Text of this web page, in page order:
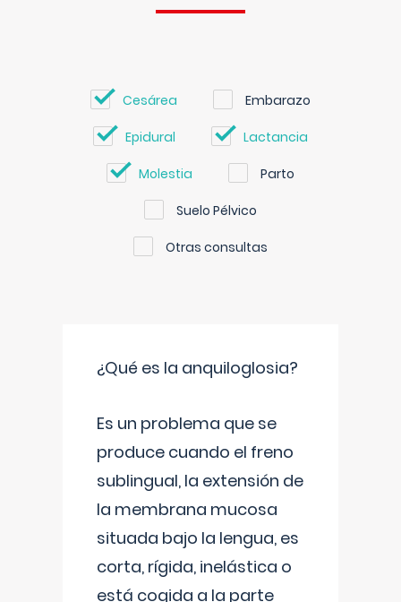
Cesárea Embarazo
Epidural Lactancia
Molestia Parto
Suelo Pélvico
Otras consultas
¿Qué es la anquiloglosia?
Es un problema que se
produce cuando el freno
sublingual, la extensión de
la membrana mucosa
situada bajo la lengua, es
corta, rígida, inelástica o
está cogida a la parte